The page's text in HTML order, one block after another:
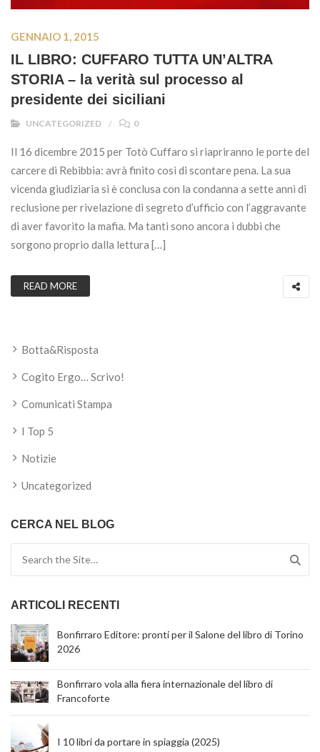
GENNAIO 1, 2015
IL LIBRO: CUFFARO TUTTA UN’ALTRA
STORIA – la verità sul processo al
presidente dei siciliani
UNCATEGORIZED 0
Il 16 dicembre 2015 per Totò Cuffaro si riapriranno le porte del
carcere di Rebibbia: avrà finito così di scontare pena. La sua
vicenda giudiziaria si è conclusa con la condanna a sette anni di
reclusione per rivelazione di segreto d’ufficio con l’aggravante
di aver favorito la mafia. Ma tanti sono ancora i dubbi che
sorgono proprio dalla lettura […]
READ MORE
Botta&Risposta
Cogito Ergo… Scrivo!
Comunicati Stampa
I Top 5
Notizie
Uncategorized
CERCA NEL BLOG
ARTICOLI RECENTI
Bonfirraro Editore: pronti per il Salone del libro di Torino
2026
Bonfirraro vola alla fiera internazionale del libro di
Francoforte
I 10 libri da portare in spiaggia (2025)